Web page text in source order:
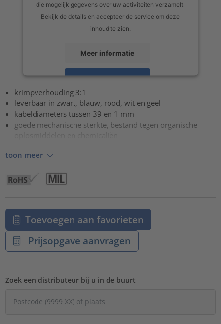
die mogelijk gegevens over uw activiteiten verzamelt.
Bekijk de details en accepteer de service om deze
inhoud te zien.
Meer informatie
Accepteren
powered byUsercentrics Consent Management Platform
krimpverhouding 3:1
leverbaar in zwart, blauw, rood, wit en geel
kabeldiameters tussen 39 en 1 mm
goede mechanische sterkte, bestand tegen organische
toon meer
Toevoegen aan favorieten
Prijsopgave aanvragen
Zoek een distributeur bij u in de buurt